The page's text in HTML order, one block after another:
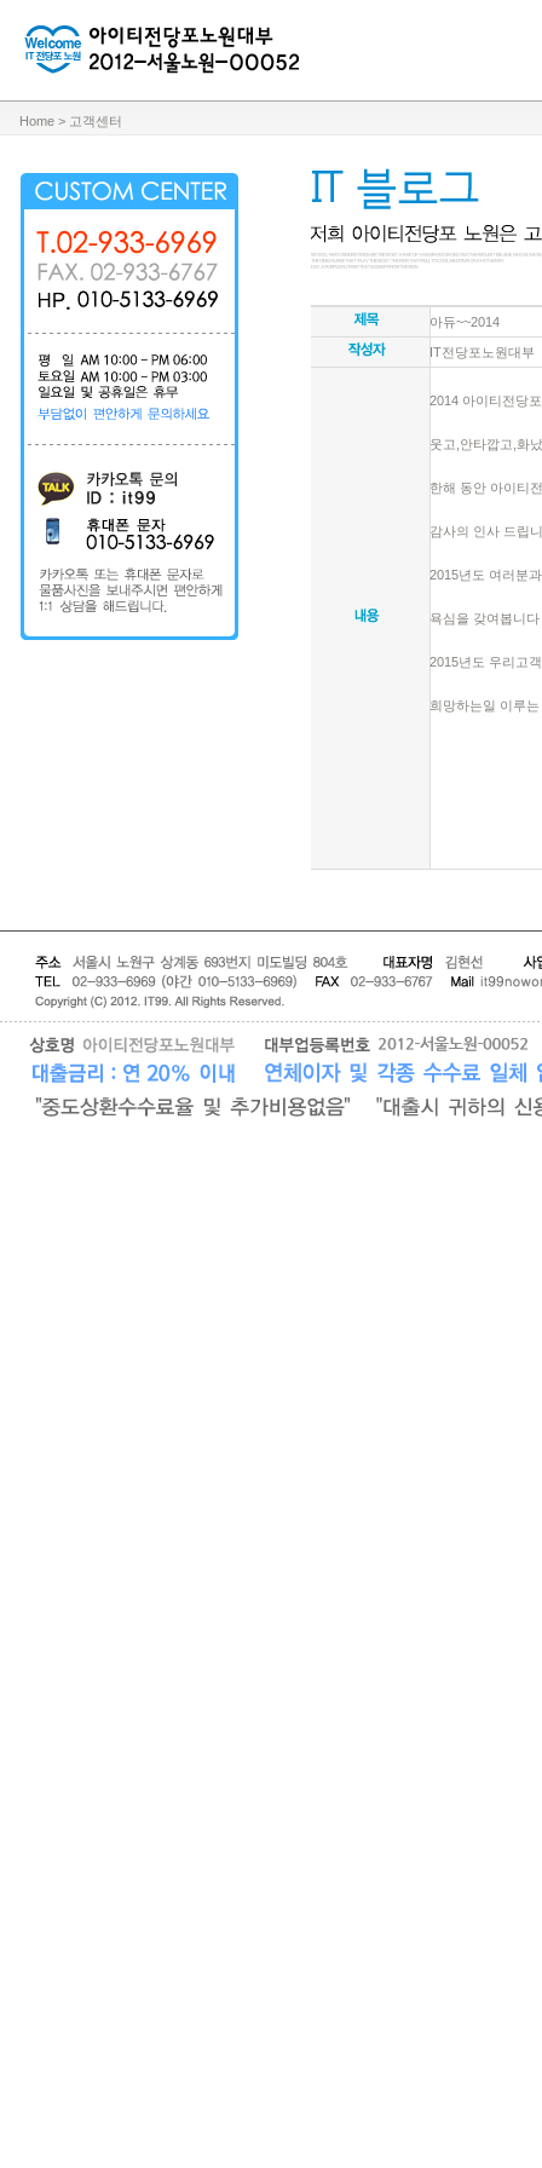
Home > 고객센터
아듀~~2014
IT전당포노원대부
2014 아이티전당
웃고,안타깝고,화
한해 동안 아이티
감사의 인사 드립
2015년도 여러분
욕심을 갖여봅니다
2015년도 우리고
희망하는일 이루